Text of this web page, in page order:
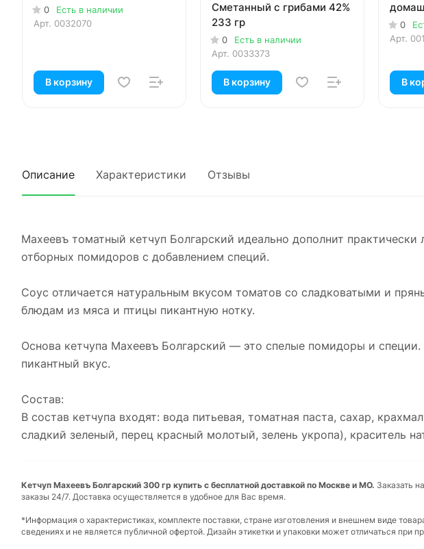
0
Есть в наличии
Арт. 0032070
В корзину
Сметанный с грибами 42%
233 гр
0
Есть в наличии
Арт. 0033373
В корзину
0
Арт.
В
Описание Характеристики Отзывы
Махеевъ томатный кетчуп Болгарский идеально дополнит
отборных помидоров с добавлением специй.
Соус отличается натуральным вкусом томатов со сладковатыми и
блюдам из мяса и птицы пикантную нотку.
Основа кетчупа Махеевъ Болгарский — это спелые помидоры и
пикантный вкус.
Состав:
В состав кетчупа входят: вода питьевая, томатная паста, сахар,
сладкий зеленый, перец красный молотый, зелень укропа), краситель
Кетчуп Махеевъ Болгарский 300 гр купить с бесплатной доставкой по Москве и МО. Заказать
заказы 24/7. Доставка осуществляется в удобное для Вас время.
*Информация о характеристиках, комплекте поставки, стране изготовления и внешнем виде
сведениях и не является публичной офертой. Дизайн этикетки и упаковки может отличаться при